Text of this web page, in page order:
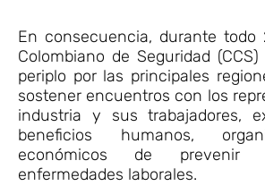
En consecuencia, durante todo
Colombiano de Seguridad
periplo por las principales
sostener encuentros con los
industria y sus trabajadores,
beneficios humanos,
económicos de prevenir
enfermedades laborales.